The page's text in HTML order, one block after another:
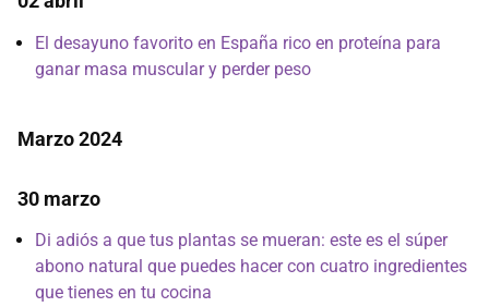
El desayuno favorito en España rico en proteína para
ganar masa muscular y perder peso
Marzo 2024
30 marzo
Di adiós a que tus plantas se mueran: este es el súper
abono natural que puedes hacer con cuatro ingredientes
que tienes en tu cocina